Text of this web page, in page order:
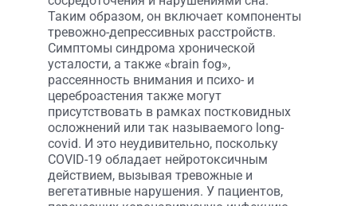
Таким образом, он включает компоненты
тревожно-депрессивных расстройств.
Симптомы синдрома хронической
усталости, а также «brain fog»,
рассеянность внимания и психо- и
цереброастения также могут
присутствовать в рамках постковидных
осложнений или так называемого long-
covid. И это неудивительно, поскольку
COVID-19 обладает нейротоксичным
действием, вызывая тревожные и
вегетативные нарушения. У пациентов,